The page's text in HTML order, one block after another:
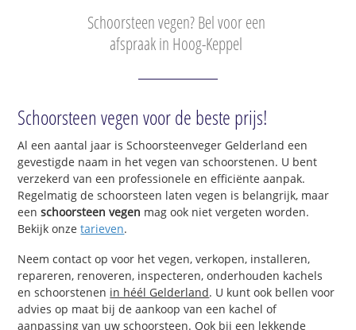
Schoorsteen vegen? Bel voor een
afspraak in Hoog-Keppel
Schoorsteen vegen voor de beste prijs!
Al een aantal jaar is Schoorsteenveger Gelderland een
gevestigde naam in het vegen van schoorstenen. U bent
verzekerd van een professionele en efficiënte aanpak.
Regelmatig de schoorsteen laten vegen is belangrijk, maar
eenschoorsteen vegen mag ook niet vergeten worden.
Bekijk onzetarieven.
Neem contact op voor het vegen, verkopen, installeren,
repareren, renoveren, inspecteren, onderhouden kachels
en schoorstenen in héél Gelderland. U kunt ook bellen voor
advies op maat bij de aankoop van een kachel of
aanpassing van uw schoorsteen. Ook bij een lekkende